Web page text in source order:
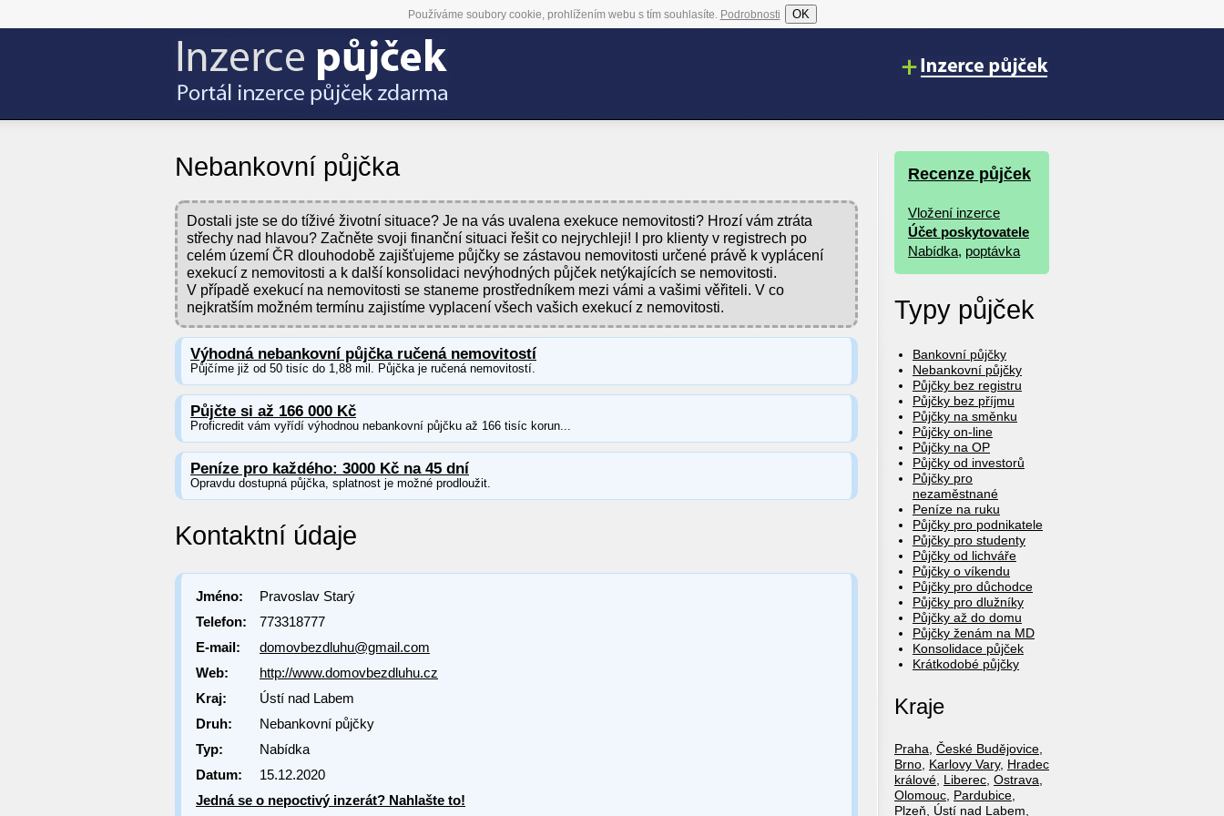
Používáme soubory cookie, prohlížením webu s tím souhlasíte. Podrobnosti OK
Nebankovní půjčka
Dostali jste se do tíživé životní situace? Je na vás uvalena exekuce nemovitosti? Hrozí vám ztráta
střechy nad hlavou? Začněte svoji finanční situaci řešit co nejrychleji! I pro klienty v registrech po
celém území ČR dlouhodobě zajišťujeme půjčky se zástavou nemovitosti určené právě k vyplácení
exekucí z nemovitosti a k další konsolidaci nevýhodných půjček netýkajících se nemovitosti.
V případě exekucí na nemovitosti se staneme prostředníkem mezi vámi a vašimi věřiteli. V co
nejkratším možném termínu zajistíme vyplacení všech vašich exekucí z nemovitosti.
Výhodná nebankovní půjčka ručená nemovitostí
Půjčíme již od 50 tisíc do 1,88 mil. Půjčka je ručená nemovitostí.
Půjčte si až 166 000 Kč
Proficredit vám vyřídí výhodnou nebankovní půjčku až 166 tisíc korun...
Peníze pro každého: 3000 Kč na 45 dní
Opravdu dostupná půjčka, splatnost je možné prodloužit.
Kontaktní údaje
Jméno:
Pravoslav Starý
Telefon:
773318777
E-mail:
domovbezdluhu@gmail.com
Web:
http://www.domovbezdluhu.cz
Kraj:
Ústí nad Labem
Druh:
Nebankovní půjčky
Typ:
Nabídka
Datum:
15.12.2020
Jedná se o nepoctivý inzerát? Nahlašte to!
Recenze půjček
Vložení inzerce
Účet poskytovatele
Nabídka, poptávka
Typy půjček
Bankovní půjčky
Nebankovní půjčky
Půjčky bez registru
Půjčky bez příjmu
Půjčky na směnku
Půjčky on-line
Půjčky na OP
Půjčky od investorů
Půjčky pro
nezaměstnané
Peníze na ruku
Půjčky pro podnikatele
Půjčky pro studenty
Půjčky od lichváře
Půjčky o víkendu
Půjčky pro důchodce
Půjčky pro dlužníky
Půjčky až do domu
Půjčky ženám na MD
Konsolidace půjček
Krátkodobé půjčky
Kraje
Praha, České Budějovice,
Brno, Karlovy Vary, Hradec
králové, Liberec, Ostrava,
Olomouc, Pardubice,
Plzeň, Ústí nad Labem,